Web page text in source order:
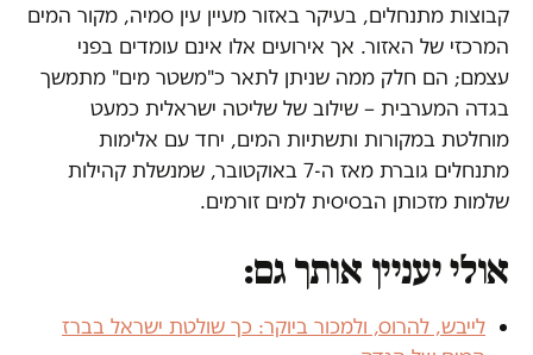
קבוצות מתנחלים, בעיקר באזור מעיין עין סמיה, מקור המים
המרכזי של האזור. אך אירועים אלו אינם עומדים בפני
עצמם; הם חלק ממה שניתן לתאר כ"משטר מים" מתמשך
בגדה המערבית – שילוב של שליטה ישראלית כמעט
מוחלטת במקורות ותשתיות המים, יחד עם אלימות
מתנחלים גוברת מאז ה-7 באוקטובר, שמנשלת קהילות
שלמות מזכותן הבסיסית למים זורמים.
אולי יעניין אותך גם:
לייבש, להרוס, ולמכור ביוקר: כך שולטת ישראל בברז